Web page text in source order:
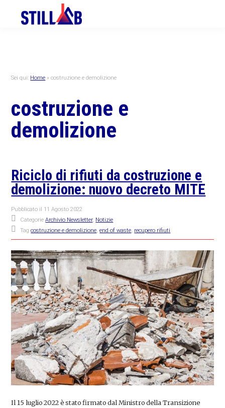
primary
primary
Sei qui: Home »costruzione e demolizione
costruzione e
demolizione
Riciclo di rifiuti da costruzione e
demolizione: nuovo decreto MITE
Pubblicato il 11 Agosto 2022
CategorieArchivio Newsletter, Notizie
Tagcostruzione e demolizione ,end of waste recupero rifiuti
Il 15 luglio 2022 è stato firmato dal Ministro della Transizione